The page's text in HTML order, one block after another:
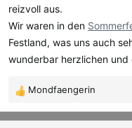
reizvoll aus.
Wir waren in den
Festland, was uns auch
wunderbar herzlichen
R
e
a
Mondfaengerin